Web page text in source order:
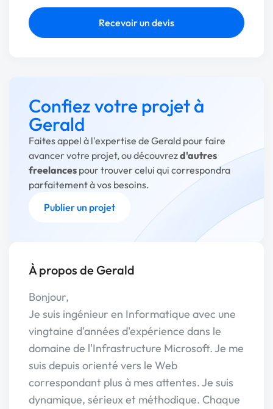
Recevoir un devis
Confiez votre projet à
Gerald
Faites appel à l'expertise de Gerald pour faire
avancer votre projet, ou découvrezd'autres
freelances pour trouver celui qui correspondra
parfaitement à vos besoins.
Publier un projet
À propos de Gerald
Bonjour,
Je suis ingénieur en Informatique avec une
vingtaine d'années d'expérience dans le
domaine de l'Infrastructure Microsoft. Je me
suis depuis orienté vers le Web
correspondant plus à mes attentes. Je suis
dynamique, sérieux et méthodique. Chaque